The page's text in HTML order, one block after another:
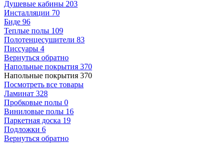
Душевые кабины 203
Инсталляции 70
Биде 96
Теплые полы 109
Полотенцесушители 83
Писсуары 4
Вернуться обратно
Напольные покрытия 370
Напольные покрытия 370
Посмотреть все товары
Ламинат 328
Пробковые полы 0
Виниловые полы 16
Паркетная доска 19
Подложки 6
Вернуться обратно